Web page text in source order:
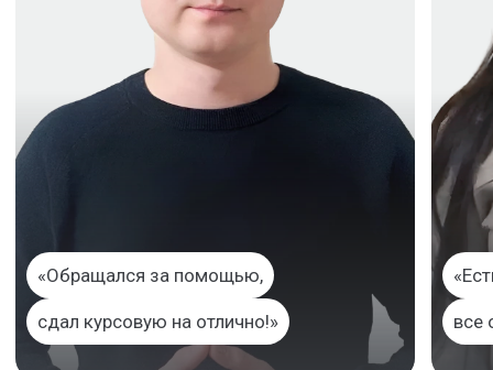
«Обращался за помощью,
сдал курсовую на отлично!» все